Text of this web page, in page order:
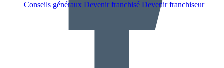
Conseils généraux Devenir franchisé Devenir franchiseur